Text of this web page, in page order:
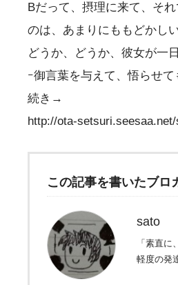
Bだって、摂理に来て、そ
のは、あまりにももどかし
どうか、どうか、彼女が一
ｰ御言葉を与えて、悟らせ
続き→
http://ota-
この記事を書いたブロ
sato
「素直
軽度の発